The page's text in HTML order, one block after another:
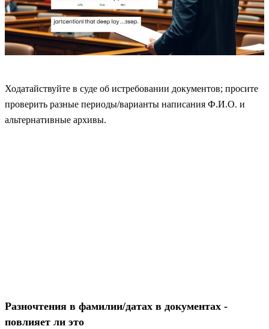
Ходатайствуйте в суде об истребовании документов; просите
проверить разные периоды/варианты написания Ф.И.О. и
альтернативные архивы.
Разночтения в фамилии/датах в документах -
повлияет ли это